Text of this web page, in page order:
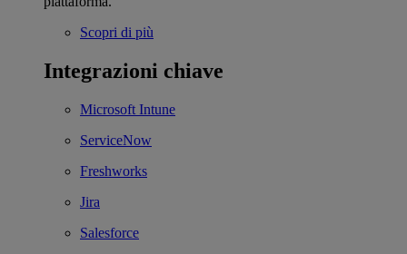
Scopri di più
Integrazioni chiave
Microsoft Intune
ServiceNow
Freshworks
Jira
Salesforce